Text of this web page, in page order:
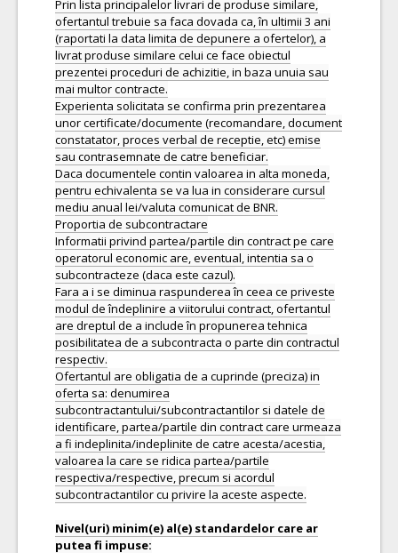
Prin lista principalelor livrari de produse similare,
ofertantul trebuie sa faca dovada ca, în ultimii 3 ani
(raportati la data limita de depunere a ofertelor), a
livrat produse similare celui ce face obiectul
prezentei proceduri de achizitie, in baza unuia sau
mai multor contracte.
Experienta solicitata se confirma prin prezentarea
unor certificate/documente (recomandare, document
constatator, proces verbal de receptie, etc) emise
sau contrasemnate de catre beneficiar.
Daca documentele contin valoarea in alta moneda,
pentru echivalenta se va lua in considerare cursul
mediu anual lei/valuta comunicat de BNR.
Proportia de subcontractare
Informatii privind partea/partile din contract pe care
operatorul economic are, eventual, intentia sa o
subcontracteze (daca este cazul).
Fara a i se diminua raspunderea în ceea ce priveste
modul de îndeplinire a viitorului contract, ofertantul
are dreptul de a include în propunerea tehnica
posibilitatea de a subcontracta o parte din contractul
respectiv.
Ofertantul are obligatia de a cuprinde (preciza) in
oferta sa: denumirea
subcontractantului/subcontractantilor si datele de
identificare, partea/partile din contract care urmeaza
a fi indeplinita/indeplinite de catre acesta/acestia,
valoarea la care se ridica partea/partile
respectiva/respective, precum si acordul
subcontractantilor cu privire la aceste aspecte.
Nivel(uri) minim(e) al(e) standardelor care ar